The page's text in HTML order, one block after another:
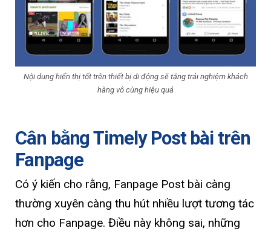
Nội dung hiển thị tốt trên thiết bị di động sẽ tăng trải nghiệm khách
hàng vô cùng hiệu quả
Cân bằng Timely Post bài trên
Fanpage
Có ý kiến cho rằng, Fanpage Post bài càng
thường xuyên càng thu hút nhiều lượt tương tác
hơn cho Fanpage. Điều này không sai, những